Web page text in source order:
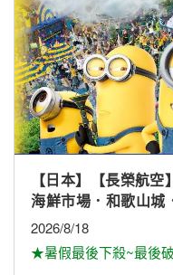
【日本】北海道輕鬆